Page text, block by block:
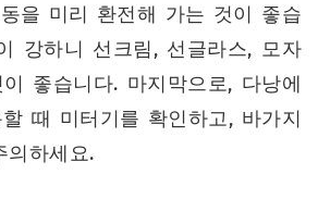
을 미리 환전해 가는 것이 좋습
강하니 선크림, 선글라스, 모자
좋습니다. 마지막으로, 다낭에
때 미터기를 확인하고, 바가지
의하세요.